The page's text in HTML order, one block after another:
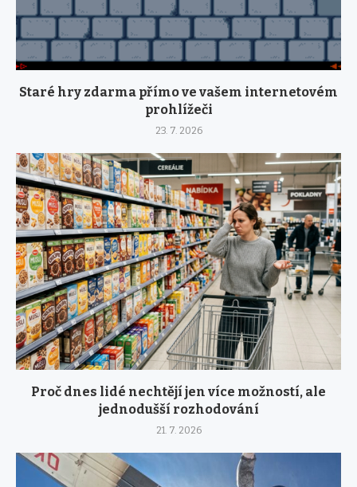
Staré hry zdarma přímo ve vašem internetovém
prohlížeči
23. 7. 2026
Proč dnes lidé nechtějí jen více možností, ale
jednodušší rozhodování
21. 7. 2026